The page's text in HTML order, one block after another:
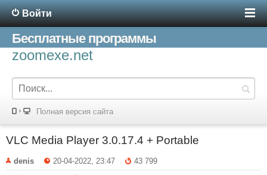
Войти
Бесплатные программы
zoomexe.net
Полная версия сайта
VLC Media Player 3.0.17.4 + Portable
denis 20-04-2022, 23:47
43 799